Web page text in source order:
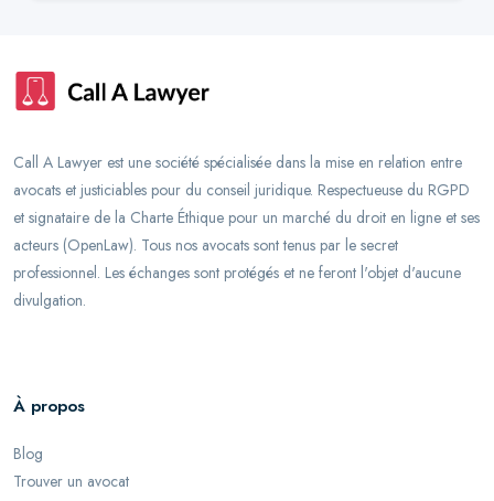
Call A Lawyer est une société spécialisée dans la mise en relation entre
avocats et justiciables pour du conseil juridique. Respectueuse du RGPD
et signataire de la Charte Éthique pour un marché du droit en ligne et ses
acteurs (OpenLaw). Tous nos avocats sont tenus par le secret
professionnel. Les échanges sont protégés et ne feront l'objet d'aucune
divulgation.
À propos
Blog
Trouver un avocat